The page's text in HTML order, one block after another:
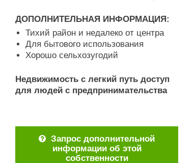
ДОПОЛНИТЕЛЬНАЯ ИНФОРМАЦИЯ:
Тихий район и недалеко от центра
Для бытового использования
Хорошо сельхозугодий
Недвижимость с легкий путь доступ
для людей с предпринимательства
Запрос дополнительной
информации об этой
собственности